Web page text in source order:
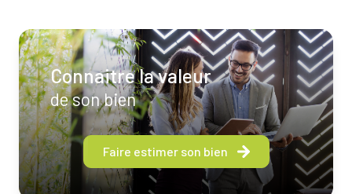
Connaitre la valeur
de son bien
Faire estimer son bien